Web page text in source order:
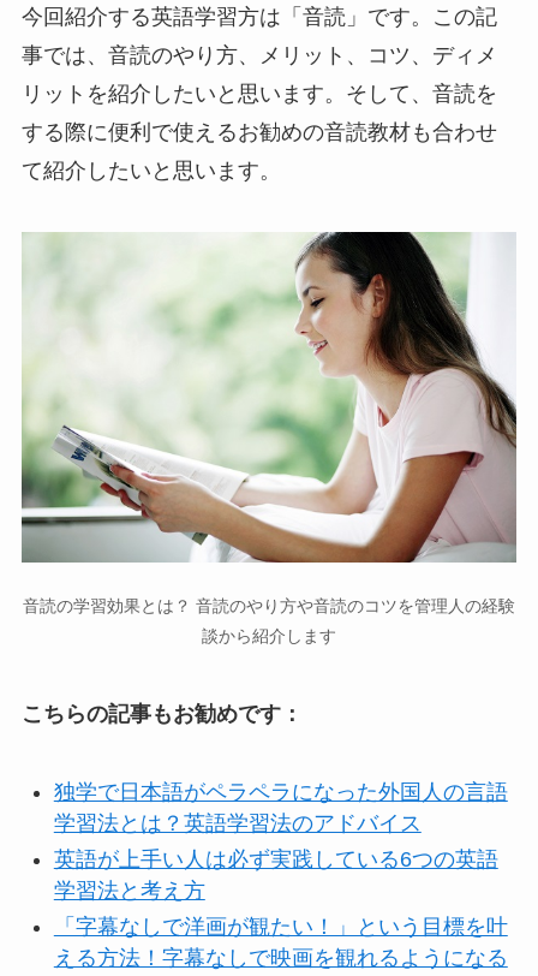
今回紹介する英語学習方は「音読」です。この記
事では、音読のやり方、メリット、コツ、ディメ
リットを紹介したいと思います。そして、音読を
する際に便利で使えるお勧めの音読教材も合わせ
て紹介したいと思います。
音読の学習効果とは？ 音読のやり方や音読のコツを管理人の経験
談から紹介します
こちらの記事もお勧めです：
独学で日本語がペラペラになった外国人の言語
学習法とは？英語学習法のアドバイス
英語が上手い人は必ず実践している6つの英語
学習法と考え方
「字幕なしで洋画が観たい！」という目標を叶
える方法！字幕なしで映画を観れるようになる